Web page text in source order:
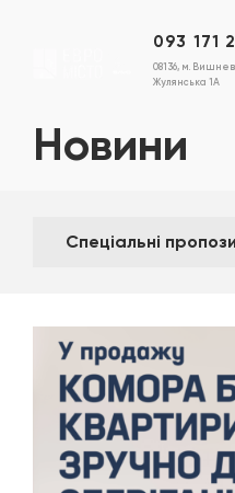
093 171
08136, м.
Жулянська 1А
Новини
Спеціальні